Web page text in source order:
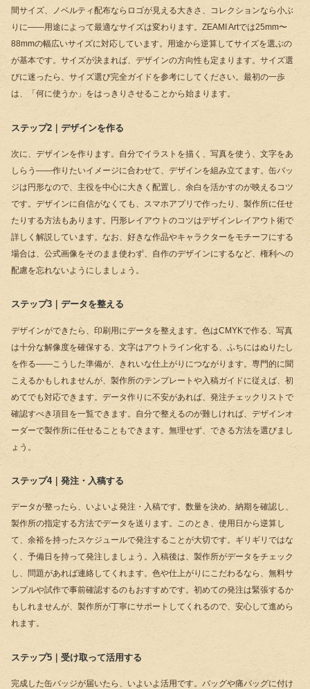
間サイズ、ノベルティ配布ならロゴが見える大きさ、コレクションなら小ぶ
りに――用途によって最適なサイズは変わります。ZEAMI Artでは25mm〜
88mmの幅広いサイズに対応しています。用途から逆算してサイズを選ぶの
が基本です。サイズが決まれば、デザインの方向性も定まります。サイズ選
びに迷ったら、 サイズ選び完全ガイドを参考にしてください。最初の一歩
は、「何に使うか」をはっきりさせることから始まります。
ステップ2｜デザインを作る
次に、デザインを作ります。自分でイラストを描く、写真を使う、文字をあ
しらう――作りたいイメージに合わせて、デザインを組み立てます。缶バッ
ジは円形なので、主役を中心に大きく配置し、余白を活かすのが映えるコツ
です。デザインに自信がなくても、スマホアプリで作ったり、製作所に任せ
たりする方法もあります。円形レイアウトのコツはデザインレイアウト術で
詳しく解説しています。なお、好きな作品やキャラクターをモチーフにする
場合は、公式画像をそのまま使わず、自作のデザインにするなど、権利への
配慮を忘れないようにしましょう。
ステップ3｜データを整える
デザインができたら、印刷用にデータを整えます。色はCMYKで作る、写真
は十分な解像度を確保する、文字はアウトライン化する、ふちにはぬりたし
を作る――こうした準備が、きれいな仕上がりにつながります。専門的に聞
こえるかもしれませんが、製作所のテンプレートや入稿ガイドに従えば、初
めてでも対応できます。データ作りに不安があれば、 発注チェックリスト で
確認すべき項目を一覧できます。自分で整えるのが難しければ、デザインオ
ーダーで製作所に任せることもできます。無理せず、できる方法を選びまし
ょう。
ステップ4｜発注・入稿する
データが整ったら、いよいよ発注・入稿です。数量を決め、納期を確認し、
製作所の指定する方法でデータを送ります。このとき、使用日から逆算し
て、余裕を持ったスケジュールで発注することが大切です。ギリギリではな
く、予備日を持って発注しましょう。入稿後は、製作所がデータをチェック
し、問題があれば連絡してくれます。色や仕上がりにこだわるなら、無料サ
ンプルや試作で事前確認するのもおすすめです。初めての発注は緊張するか
もしれませんが、製作所が丁寧にサポートしてくれるので、安心して進めら
れます。
ステップ5｜受け取って活用する
完成した缶バッジが届いたら、いよいよ活用です。バッグや痛バッグに付け